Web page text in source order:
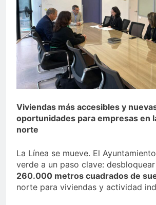
echa el cierre
rotundo
2 Semanas Atrás
La
Banco de
Campo de
su convenio de
2 Semanas Atrás
Tráfico
despedir la
a Santa Bárbara
2 Semanas Atrás
lo alto: Antonio
fuegos
hasta el
2 Semanas Atrás
Viviendas más accesibles y
oportunidades para empresas en
norte
La Línea se mueve. El
verde a un paso clave:
260.000 metros cuadrados de
norte para viviendas y actividad